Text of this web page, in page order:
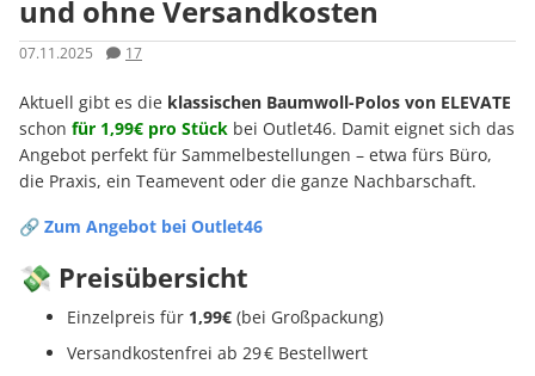
und ohne Versandkosten
07.11.2025 17
Aktuell gibt es die klassischen Baumwoll-Polos von ELEVATE
schon für 1,99€ pro Stück bei Outlet46. Damit eignet sich das
Angebot perfekt für Sammelbestellungen – etwa fürs Büro,
die Praxis, ein Teamevent oder die ganze Nachbarschaft.
🔗 Zum Angebot bei Outlet46
💸 Preisübersicht
Einzelpreis für 1,99€ (bei Großpackung)
Versandkostenfrei ab 29 € Bestellwert